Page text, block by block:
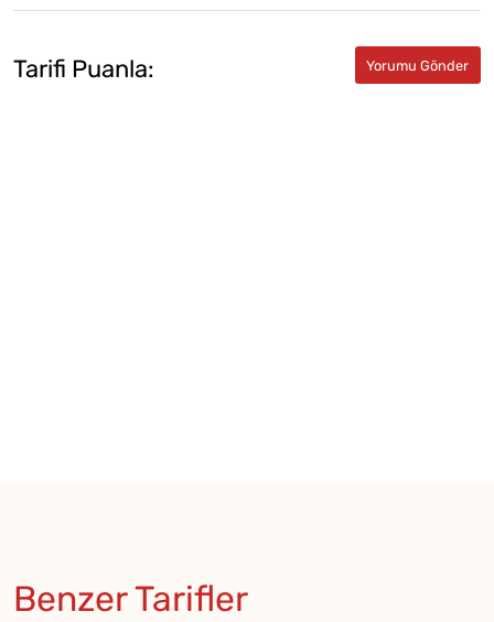
Tarifi Puanla:
Benzer Tarifler